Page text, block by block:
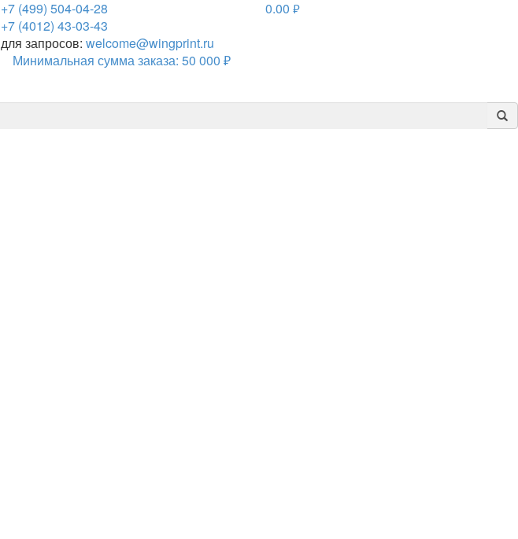
+7 (499) 504-04-28
+7 (4012) 43-03-43
для запросов: welcome@wingprint.ru
Минимальная сумма заказа: 50 000 ₽
0.00 руб.